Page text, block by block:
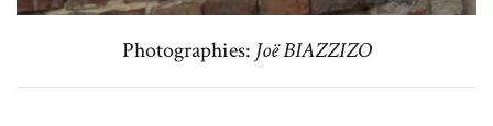
Photographies: Joë BIAZZIZO